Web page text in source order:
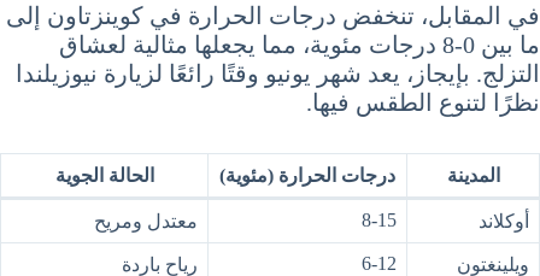
في المقابل، تنخفض درجات الحرارة في كوينزتاون إلى
ما بين 0-8 درجات مئوية، مما يجعلها مثالية لعشاق
التزلج. بإيجاز، يعد شهر يونيو وقتًا رائعًا لزيارة نيوزيلندا
نظرًا لتنوع الطقس فيها.
المدينة درجات الحرارة (مئوية) الحالة الجوية
أوكلاند 8-15 معتدل ومريح
ويلينغتون 6-12 رياح باردة